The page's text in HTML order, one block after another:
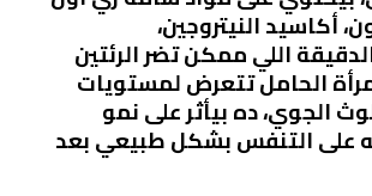
أكاسيد النيتروجين،
اللي ممكن تضر الرئتين
الحامل تتعرض لمستويات
الجوي، ده بيأثر على نمو
على التنفس بشكل طبيعي بعد